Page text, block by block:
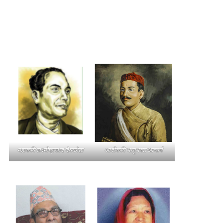
महाकवि लक्ष्मीप्रसाद देवकोटा आदीकवि भानुभक्त आचार्य